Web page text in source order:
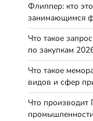
Флиппер: кто
занимающимся
Что такое
по закупкам
Что такое
видов и сфер
Что производит